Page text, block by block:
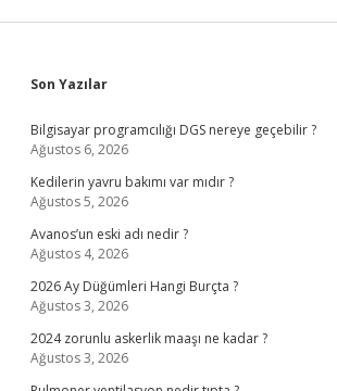
Sidebar
Son Yazılar
Bilgisayar programcılığı DGS nereye geçebilir ?
Ağustos 6, 2026
Kedilerin yavru bakımı var mıdır ?
Ağustos 5, 2026
Avanos’un eski adı nedir ?
Ağustos 4, 2026
2026 Ay Düğümleri Hangi Burçta ?
Ağustos 3, 2026
2024 zorunlu askerlik maaşı ne kadar ?
Ağustos 3, 2026